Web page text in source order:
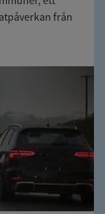
från